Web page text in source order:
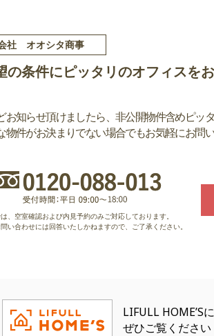
社 オオシタ商事
の条件にピッタリのオフィスを
お知らせ頂けましたら、非公開物件含めピッ
物件がお決まりでない場合でもお気軽にお問
、空室確認および内見予約のみご対応しております。
い合わせには回答いたしかねますので、ご了承ください。
LIFULL HOME’S
ぜひご覧ください